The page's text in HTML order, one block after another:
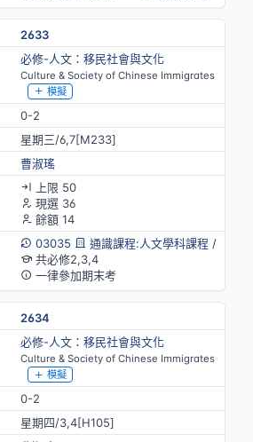
2633
必修-人文：移民社會與文化
Culture & Society of Chinese Immigrates
模擬
0-2
星期三/6,7[M233]
曹淑瑤
上限 50
現選 36
餘額 14
03035
通識課程:人文學科課程 /
共必修2,3,4
一律參加期末考
2634
必修-人文：移民社會與文化
Culture & Society of Chinese Immigrates
模擬
0-2
星期四/3,4[H105]